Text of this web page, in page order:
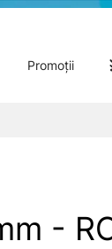
Promoții
-